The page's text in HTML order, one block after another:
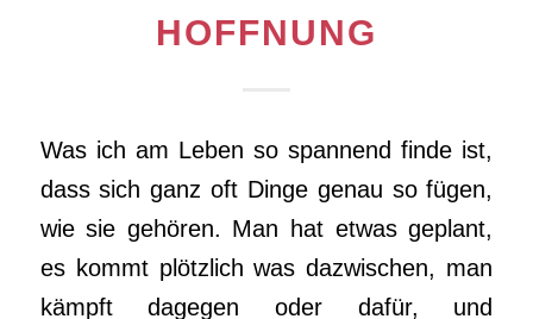
OFFNUNG
Was ich am Leben so spannend finde ist,
dass sich ganz oft Dinge genau so fügen,
wie sie gehören. Man hat etwas geplant,
es kommt plötzlich was dazwischen, man
kämpft dagegen oder dafür, und